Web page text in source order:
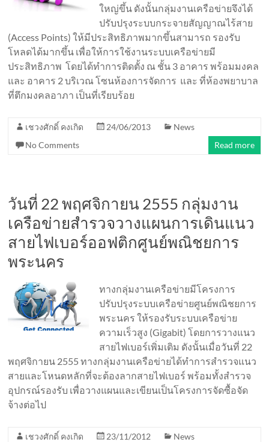
ใหญ่ขึ้น ดังนั้นกลุ่มงานเครือข่ายจึงได้
ปรับปรุงระบบกระจายสัญญาณไร้สาย
(Access Points) ให้มีประสิทธิภาพมากขึ้นสามารถ รองรับ
โหลดได้มากขึ้น เพื่อให้การใช้งานระบบเครือข่ายมี
ประสิทธิภาพ โดยได้ทำการติดตั้ง ณ ชั้น 3 อาคาร พร้อมมงคล
และ อาคาร 2 บริเวณ โซนห้องการจัดการ และ ที่ห้องพยาบาล
ที่ตึกมงคลอาภา เป็นที่เรียบร้อย
เชวงศักดิ์ คงเกิด 24/06/2013
News
No Comments
Read more
วันที่ 22 พฤศจิกายน 2555 กลุ่มงาน
เครือข่ายสำรวจวางแผนการเดินแนว
สายไฟเบอร์ออฟติกศูนย์พณิชยการ
พระนคร
ทางกลุ่มงานเครือข่ายมีโครงการ
ปรับปรุงระบบเครือข่ายศูนย์พณิชยการ
พระนคร ให้รองรับระบบเครือข่าย
ความเร็วสูง (Gigabit) โดยการวางแนว
สายไฟเบอร์เพิ่มเติม ดังนั้นเมื่อวันที่ 22
พฤศจิกายน 2555 ทางกลุ่มงานเครือข่ายได้ทำการสำรวจแนว
สายและโหนดหลักที่จะต้องลากสายไฟเบอร์ พร้อมทั้งสำรวจ
อุปกรณ์รองรับ เพื่อวางแผนและเขียนเป็นโครงการจัดซื้อจัด
จ้างต่อไป
เชวงศักดิ์ คงเกิด 23/11/2012
News